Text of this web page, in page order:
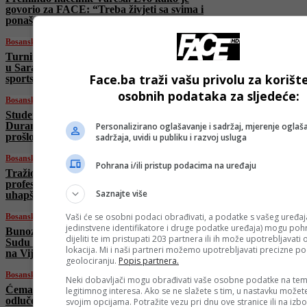
govorio za FACE: “Treba živjeti sa svima i
ponašati se kao čovjek”
Bosanski vjestnik
Turnir “No Limit Fighting Network 23” sutra
u Sarajevu donosi mečeve od velikog
sportskog značaja!
Bosanski vjestnik
Studenti na Bjelavama u životnoj opasnosti!
Duranović: “Kotlovnica iz šezdesetih godina
prošlog vijeka!”
Bosanski vjestnik
Tražio od djece snimke: Banjalučanin,
profesor u srednjoj školi u Laktašima,
uhapšen zbog pedofilije!
Bosanski vjestnik
Bunoza: “Debata o zakonima o VSTV-u i
Sudu BiH mogla bi biti završena 8. decembra
na Vijeću ministara”
Bosanski vjestnik
Ćeman: “Ustavnost Vlade RS-a ne može biti
odlučena ‘dlanom o dlan’! Odluka krajem
Face.ba traži vašu privolu za
osobnih podataka za sljedeće:
Personalizirano oglašavanje i sadržaj, mjerenje
sadržaja, uvidi u publiku i razvoj usluga
Pohrana i/ili pristup podacima na uređaju
Saznajte više
Vaši će se osobni podaci obrađivati, a podatke s vašeg
jedinstvene identifikatore i druge podatke uređaja) mogu
dijeliti te im pristupati 203 partnera ili ih može upotrebljavati
lokacija. Mi i naši partneri možemo upotrebljavati precizne
geolociranju. Popis partnera.
Neki dobavljači mogu obrađivati vaše osobne podatke na
legitimnog interesa. Ako se ne slažete s tim, u nastavku
svojim opcijama. Potražite vezu pri dnu ove stranice ili na